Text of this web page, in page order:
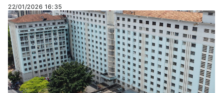
22/01/2026 16:35